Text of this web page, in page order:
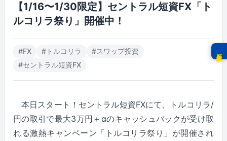
【1/16〜1/30限定】セントラル短資FX「ト
ルコリラ祭り」開催中！
#FX # トルコリラ #スワップ投資
#セントラル短資FX
本日スタート！セントラル短資FXにて、トルコリラ/
円の取引で最大3万円＋αのキャッシュバックが受け取
れる激熱キャンペーン「トルコリラ祭り」が開催され